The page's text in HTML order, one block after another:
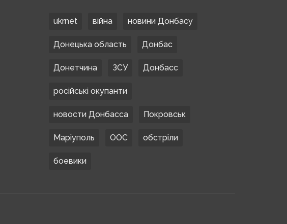
ukrnet війна новини Донбасу
Донецька область Донбас
Донетчина ЗСУ Донбасс
російські окупанти
новости Донбасса Покровськ
Маріуполь ООС обстріли
боевики